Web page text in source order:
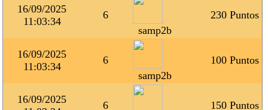
16/09/2025
11:03:34
6
samp2b
230 Puntos
16/09/2025
11:03:34
6
samp2b
100 Puntos
16/09/2025
6 150 Puntos